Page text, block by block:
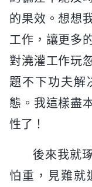
的果效。想想
工作，讓更多
對澆灌工作玩
題不下功夫解
態。我這樣盡
性了！
後來我就
怕重，見難就